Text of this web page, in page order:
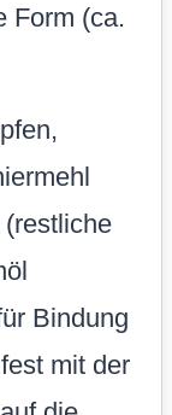
Form (ca.
Bindung
mit der